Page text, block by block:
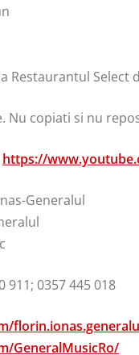
Restaurantul Select
Nu copiati si nu
https://
Generalul
911; 0357 445 018
GeneralMusicRo/